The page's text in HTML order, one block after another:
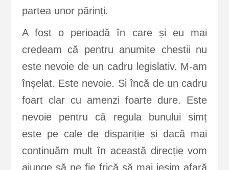
partea unor părinți.
A fost o perioadă în care și eu mai
credeam că pentru anumite chestii nu
este nevoie de un cadru legislativ. M-am
înșelat. Este nevoie. Si încă de un cadru
foart clar cu amenzi foarte dure. Este
nevoie pentru că regula bunului simț
este pe cale de dispariție și dacă mai
continuăm mult în această direcție vom
ajunge să ne fie frică să mai ieșim afară